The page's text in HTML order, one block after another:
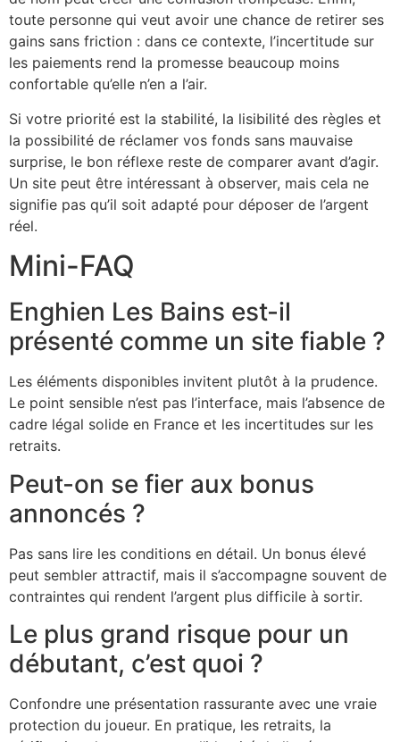
toute personne qui veut avoir une chance de retirer ses
gains sans friction : dans ce contexte, l’incertitude sur
les paiements rend la promesse beaucoup moins
confortable qu’elle n’en a l’air.
Si votre priorité est la stabilité, la lisibilité des règles et
la possibilité de réclamer vos fonds sans mauvaise
surprise, le bon réflexe reste de comparer avant d’agir.
Un site peut être intéressant à observer, mais cela ne
signifie pas qu’il soit adapté pour déposer de l’argent
réel.
Mini-FAQ
Enghien Les Bains est-il
présenté comme un site fiable ?
Les éléments disponibles invitent plutôt à la prudence.
Le point sensible n’est pas l’interface, mais l’absence de
cadre légal solide en France et les incertitudes sur les
retraits.
Peut-on se fier aux bonus
annoncés ?
Pas sans lire les conditions en détail. Un bonus élevé
peut sembler attractif, mais il s’accompagne souvent de
contraintes qui rendent l’argent plus difficile à sortir.
Le plus grand risque pour un
débutant, c’est quoi ?
Confondre une présentation rassurante avec une vraie
protection du joueur. En pratique, les retraits, la